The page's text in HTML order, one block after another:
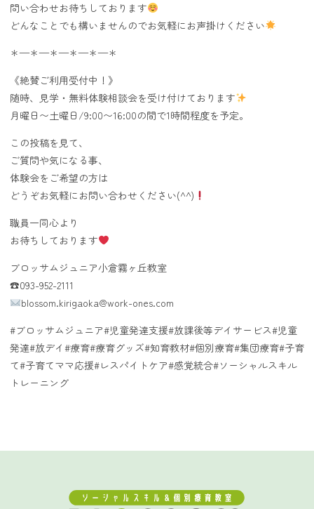
問い合わせお待ちしております
どんなことでも構いませんのでお気軽にお声掛けください
＊—＊—＊—＊—＊—＊
《絶賛ご利用受付中！》
随時、見学・無料体験相談会を受け付けております
月曜日〜土曜日/9:00〜16:00の間で1時間程度を予定。
この投稿を見て、
ご質問や気になる事、
体験会をご希望の方は
どうぞお気軽にお問い合わせください(^^)
職員一同心より
お待ちしております
ブロッサムジュニア小倉霧ヶ丘教室
☎︎093-952-2111
blossom.kirigaoka@work-ones.com
#ブロッサムジュニア#児童発達支援#放課後等デイサービス#児童
発達#放デイ#療育#療育グッズ#知育教材#個別療育#集団療育#子育
て#子育てママ応援#レスパイトケア#感覚統合#ソーシャルスキル
トレーニング